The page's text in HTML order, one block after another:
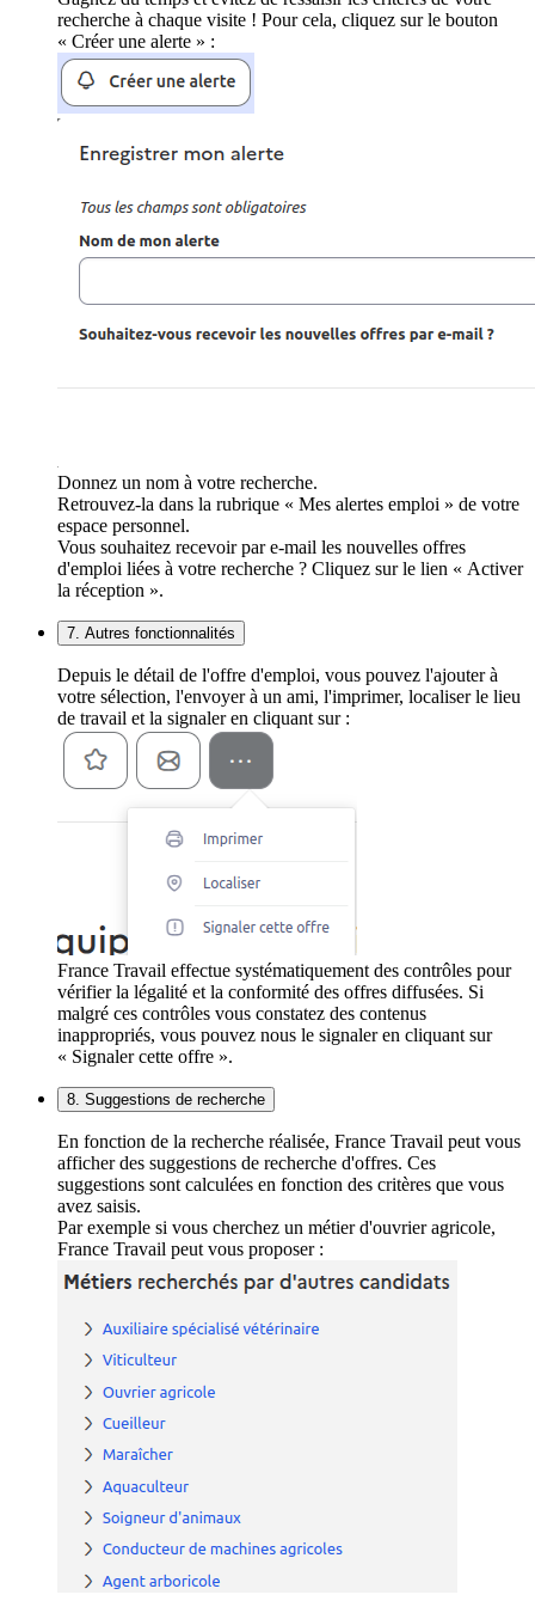
recherche à chaque visite ! Pour cela, cliquez sur le bouton
« Créer une alerte » :
Donnez un nom à votre recherche.
Retrouvez-la dans la rubrique « Mes alertes emploi » de votre
espace personnel.
Vous souhaitez recevoir par e-mail les nouvelles offres
d'emploi liées à votre recherche ? Cliquez sur le lien « Activer
la réception ».
7. Autres fonctionnalités
Depuis le détail de l'offre d'emploi, vous pouvez l'ajouter à
votre sélection, l'envoyer à un ami, l'imprimer, localiser le lieu
de travail et la signaler en cliquant sur :
France Travail effectue systématiquement des contrôles pour
vérifier la légalité et la conformité des offres diffusées. Si
malgré ces contrôles vous constatez des contenus
inappropriés, vous pouvez nous le signaler en cliquant sur
« Signaler cette offre ».
8. Suggestions de recherche
En fonction de la recherche réalisée, France Travail peut vous
afficher des suggestions de recherche d'offres. Ces
suggestions sont calculées en fonction des critères que vous
avez saisis.
Par exemple si vous cherchez un métier d'ouvrier agricole,
France Travail peut vous proposer :